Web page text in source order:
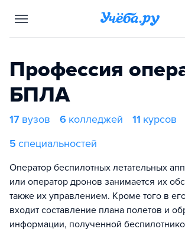
Профессия
БПЛА
17 вузов 6 колледжей 11 курсов
5 специальностей
Оператор беспилотных летательных
или оператор дронов занимается их
также их управлением. Кроме того в
входит составление плана полетов и
информации, полученной